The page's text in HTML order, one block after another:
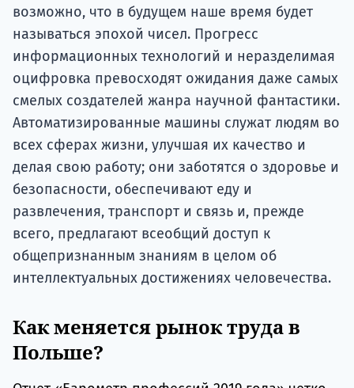
возможно, что в будущем наше время будет
называться эпохой чисел. Прогресс
информационных технологий и неразделимая
оцифровка превосходят ожидания даже самых
смелых создателей жанра научной фантастики.
Автоматизированные машины служат людям во
всех сферах жизни, улучшая их качество и
делая свою работу; они заботятся о здоровье и
безопасности, обеспечивают еду и
развлечения, транспорт и связь и, прежде
всего, предлагают всеобщий доступ к
общепризнанным знаниям в целом об
интеллектуальных достижениях человечества.
Как меняется рынок труда в
Польше?